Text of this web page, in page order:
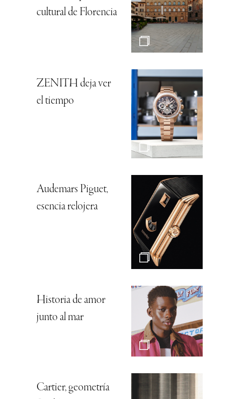
cultural de Florencia
ZENITH deja ver
el tiempo
Audemars Piguet,
esencia relojera
Historia de amor
junto al mar
Cartier, geometría